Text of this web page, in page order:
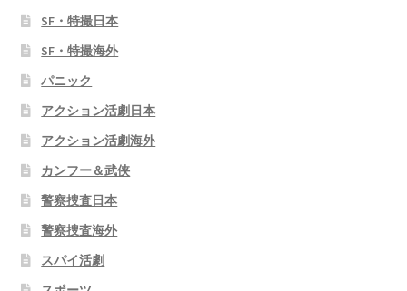
SF・特撮日本
SF・特撮海外
パニック
アクション活劇日本
アクション活劇海外
カンフー＆武侠
警察捜査日本
警察捜査海外
スパイ活劇